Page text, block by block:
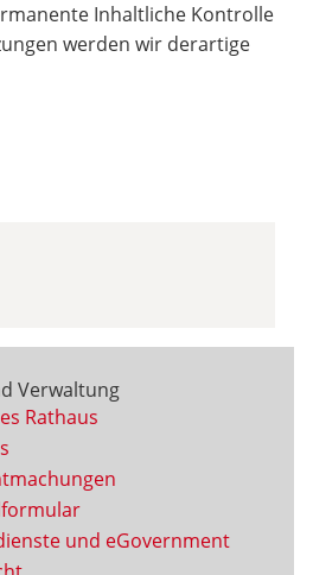
Inhaltliche Kontrolle
werden wir derartige
Verwaltung
Rathaus
und eGovernment